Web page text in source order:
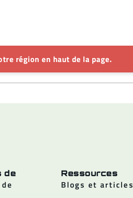
région en haut de la page.
de Ressources
Blogs et articles